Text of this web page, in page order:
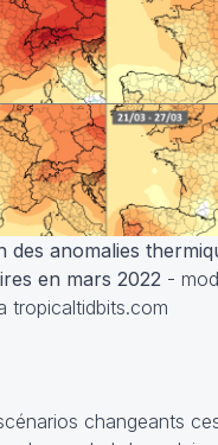
des anomalies
en mars 2022 -
tropicaltidbits.com
changeants